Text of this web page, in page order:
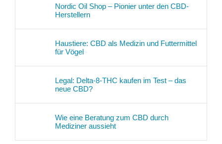
Nordic Oil Shop – Pionier unter den CBD-
Herstellern
Haustiere: CBD als Medizin und Futtermittel
für Vögel
Legal: Delta-8-THC kaufen im Test – das
neue CBD?
Wie eine Beratung zum CBD durch
Mediziner aussieht